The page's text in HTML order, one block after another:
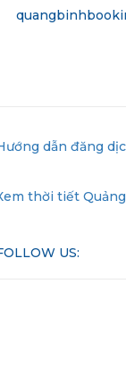
dẫn đăng
thời tiết
US: